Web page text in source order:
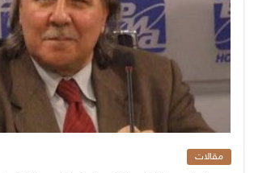
مقالات